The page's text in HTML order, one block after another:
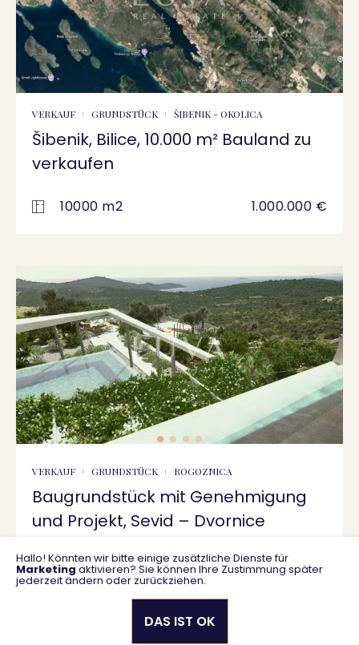
VERKAUF GRUNDSTÜCK ŠIBENIK - OKOLICA
Šibenik, Bilice, 10.000 m² Bauland zu
verkaufen
10000 m2 1.000.000 €
VERKAUF GRUNDSTÜCK ROGOZNICA
Baugrundstück mit Genehmigung
und Projekt, Sevid – Dvornice
1732 m2 470.000 €
Hallo! Könnten wir bitte einige zusätzliche Dienste für
Marketing aktivieren? Sie können Ihre Zustimmung später
jederzeit ändern oder zurückziehen.
DAS IST OK